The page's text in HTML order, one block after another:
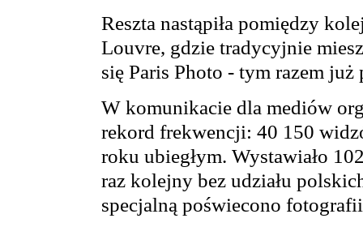
Reszta nastąpiła pomiędzy
Louvre, gdzie tradycyjnie
się Paris Photo - tym razem
W komunikacie dla mediów
rekord frekwencji: 40 150
roku ubiegłym. Wystawiało
raz kolejny bez udziału
specjalną poświecono